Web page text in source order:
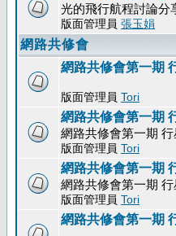
光的飛行航程討論分
版面管理員 張玉娟
網路共修會
網路共修會第一期
版面管理員 Tori
網路共修會第一期
網路共修會第一期
版面管理員 Tori
網路共修會第一期
網路共修會第一期
版面管理員 Tori
網路共修會第一期